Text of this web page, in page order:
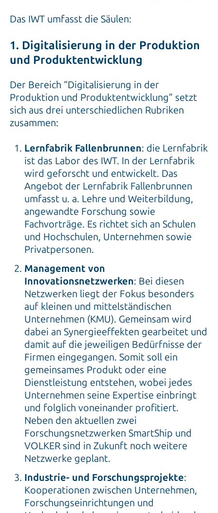
Das IWT umfasst die Säulen:
1. Digitalisierung in der Produktion
und Produktentwicklung
Der Bereich “Digitalisierung in der
Produktion und Produktentwicklung” setzt
sich aus drei unterschiedlichen Rubriken
zusammen:
Lernfabrik Fallenbrunnen: die Lernfabrik
ist das Labor des IWT. In der Lernfabrik
wird geforscht und entwickelt. Das
Angebot der Lernfabrik Fallenbrunnen
umfasst u. a. Lehre und Weiterbildung,
angewandte Forschung sowie
Fachvorträge. Es richtet sich an Schulen
und Hochschulen, Unternehmen sowie
Privatpersonen.
Management von
Innovationsnetzwerken: Bei diesen
Netzwerken liegt der Fokus besonders
auf kleinen und mittelständischen
Unternehmen (KMU). Gemeinsam wird
dabei an Synergieeffekten gearbeitet und
damit auf die jeweiligen Bedürfnisse der
Firmen eingegangen. Somit soll ein
gemeinsames Produkt oder eine
Dienstleistung entstehen, wobei jedes
Unternehmen seine Expertise einbringt
und folglich voneinander profitiert.
Neben den aktuellen zwei
Forschungsnetzwerken SmartShip und
VOLKER sind in Zukunft noch weitere
Netzwerke geplant.
Industrie- und Forschungsprojekte:
Kooperationen zwischen Unternehmen,
Forschungseinrichtungen und